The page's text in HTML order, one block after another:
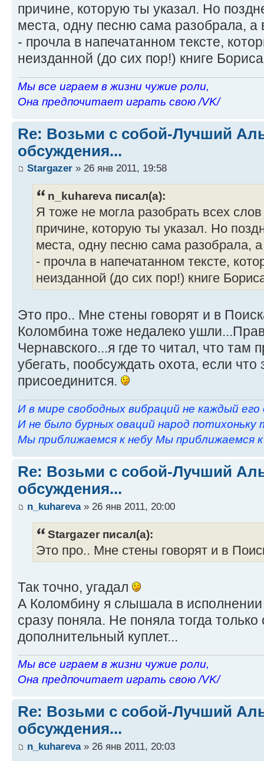
причине, которую ты указал. Но
места, одну песню сама разобрала, а
- прочла в напечатанном тексте,
неизданной (до сих пор!) книге
Мы все играем в жизни чужие роли,
Она предпочитает играть свою /VK/
Re: Возьми с собой-Лучший
обсуждения...
Stargazer » 26 янв 2011, 19:58
n_kuhareva писал(а):
Я тоже не могла разобрать всех
причине, которую ты указал. Но
места, одну песню сама разобрала,
- прочла в напечатанном тексте,
неизданной (до сих пор!) книге
Это про.. Мне стены говорят и в
Коломбина тоже недалеко
Чернавского...я где то читал, что там
убегать, пообсуждать охота, если
присоединится.
И в мире свободных вибраций не каждый его
И не было бурных оваций народ потихоньку
Мы приближаемся к небу Мы приближаемся к
Re: Возьми с собой-Лучший
обсуждения...
n_kuhareva» 26 янв 2011, 20:00
Stargazer писал(а):
Это про.. Мне стены говорят и в
Так точно, угадал
А Коломбину я слышала в исполнении
сразу поняла. Не поняла тогда только
дополнительный куплет...
Мы все играем в жизни чужие роли,
Она предпочитает играть свою /VK/
Re: Возьми с собой-Лучший
обсуждения...
n_kuhareva» 26 янв 2011, 20:03